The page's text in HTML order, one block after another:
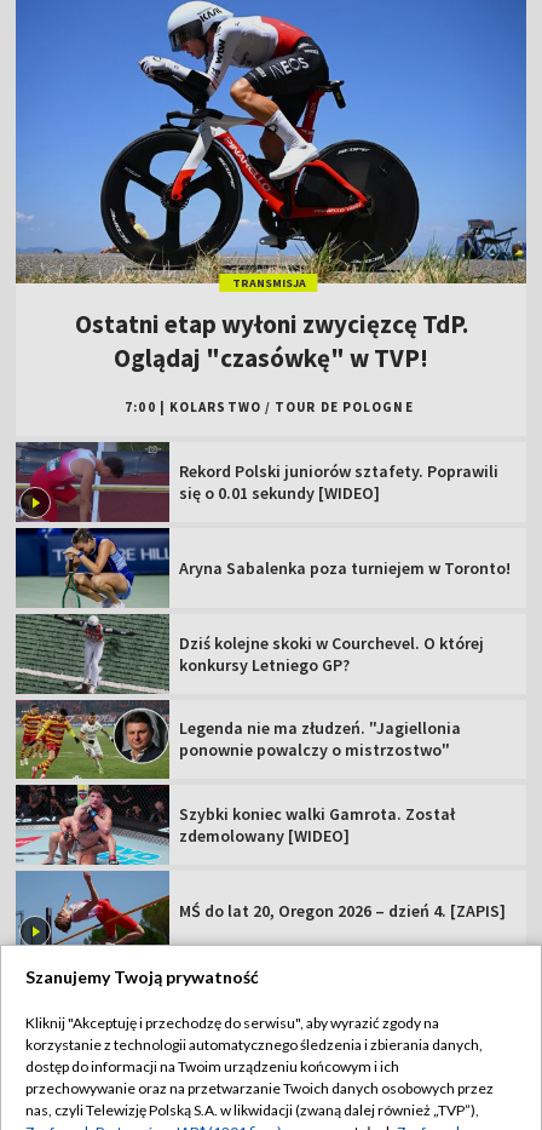
TRANSMISJA
Ostatni etap wyłoni zwycięzcę TdP.
Oglądaj "czasówkę" w TVP!
7:00 KOLARSTWO / TOUR DE POLOGNE
Rekord Polski juniorów sztafety. Poprawili
się o 0.01 sekundy [WIDEO]
Aryna Sabalenka poza turniejem w Toronto!
Dziś kolejne skoki w Courchevel. O której
konkursy Letniego GP?
Legenda nie ma złudzeń. "Jagiellonia
ponownie powalczy o mistrzostwo"
Szybki koniec walki Gamrota. Został
zdemolowany [WIDEO]
MŚ do lat 20, Oregon 2026 – dzień 4. [ZAPIS]
TVP
Abonament TVP
Regulamin TVP
Szanujemy Twoją prywatność
Kliknij "Akceptuję i przechodzę do serwisu", aby wyrazić zgody na
korzystanie z technologii automatycznego śledzenia i zbierania danych,
dostęp do informacji na Twoim urządzeniu końcowym i ich
przechowywanie oraz na przetwarzanie Twoich danych osobowych przez
nas, czyli Telewizję Polską S.A. w likwidacji (zwaną dalej również „TVP”),